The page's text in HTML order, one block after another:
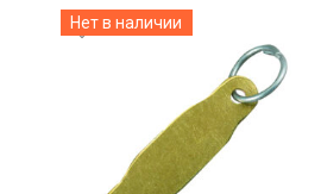
Нет в наличии